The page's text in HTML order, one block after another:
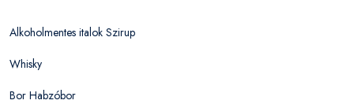
Alkoholmentes italok Szirup
Whisky
Bor Habzóbor